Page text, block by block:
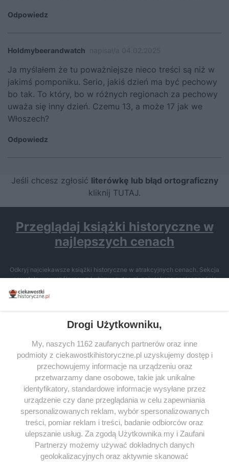
Odpowiedz
Holdmybeerandwatch
Ja myślałem że tu poważniejsze nieco treści są niż w
jakimś pomponiku. Serio, jakiś dzień ma być pechowy
bo tak. To który, bo w różnych regionach za pechowy
uważa się inny dzień. Czemu 13, a może 17 jak we
Włoszech?
Odpowiedz
Jeśli chcesz zgłosić literówkę lub błąd ortograficzny
kliknij TUTAJ.
Przeglądaj książki historyczne w
najlepszych cenach
Odkryj najciekawsze książki historyczne w atrakcyjnych cenach. Sekcja
powstała we współpracy z Lubimyczytac.pl, największą społecznością
miłośników literatury w Polsce – dzięki temu możesz wybierać spośród
tytułów najwyżej ocenianych przez czytelników.
SERWIS
SPOŁECZNOŚĆ
WSPÓŁPRACA
KONTAKT
Drogi Użytkowniku,
My, naszych 1162 zaufanych partnerów oraz inne
podmioty z ciekawostkihistoryczne.pl uzyskujemy dostęp i
przechowujemy informacje na urządzeniu oraz
przetwarzamy dane osobowe, takie jak unikalne
identyfikatory, standardowe informacje wysyłane przez
urządzenie czy dane przeglądania w celu zapewniania
spersonalizowanych reklam, wybór spersonalizowanych
treści, pomiar reklam i treści, badanie odbiorców oraz
ulepszanie usług. Za zgodą Użytkownika my i Zaufani
Partnerzy możemy używać dokładnych danych
geolokalizacyjnych oraz aktywnie skanować